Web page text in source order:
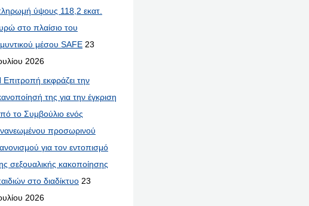
ύψους 118,2 εκατ.
στο πλαίσιο του
μέσου SAFE 23
2026
Επιτροπή εκφράζει την
της για την έγκριση
το Συμβούλιο ενός
προσωρινού
για τον εντοπισμό
σεξουαλικής κακοποίησης
στο διαδίκτυο 23
2026